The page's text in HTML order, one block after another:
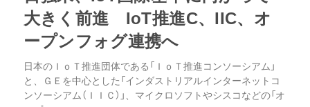
大きく前進 IoT推進C、IIC、オ
ープンフォグ連携へ
日本のＩｏＴ推進団体である「ＩｏＴ推進コンソーシアム」
と、ＧＥを中心とした「インダストリアルインターネットコ
ンソーシアム（ＩＩＣ）」、マイクロソフトやシスコなどの「オ